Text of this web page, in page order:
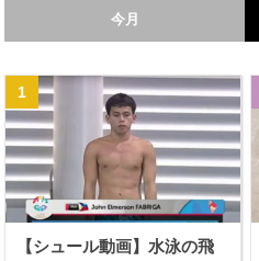
今月
【シュール動画】水泳の飛